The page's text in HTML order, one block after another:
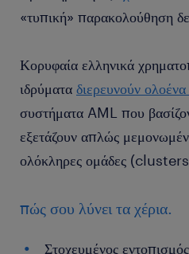
«τυπική» παρακολούθηση
Κορυφαία ελληνικά
ιδρύματα διερευνούν
συστήματα AML που
εξετάζουν απλώς
ολόκληρες ομάδες
πώς σου λύνει τα χέρια.
Στοχευμένος